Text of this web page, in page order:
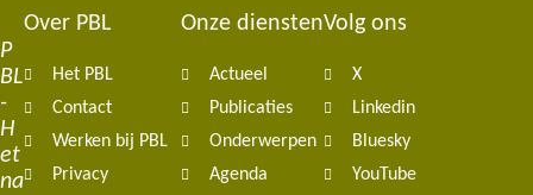
P
BL
-
H
et
na
Footer
navigation
Over PBL
Het PBL
Contact
Werken bij PBL
Privacy
Onze diensten
Actueel
Publicaties
Onderwerpen
Agenda
Volg ons
X
Linkedin
Bluesky
YouTube